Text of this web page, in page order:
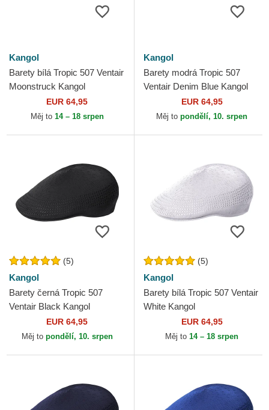
Kangol
Barety bílá Tropic 507 Ventair
Moonstruck Kangol
EUR 64,95
Měj to 14 – 18 srpen
Kangol
Barety modrá Tropic 507
Ventair Denim Blue Kangol
EUR 64,95
Měj to pondělí, 10. srpen
(5)
Kangol
Barety černá Tropic 507
Ventair Black Kangol
EUR 64,95
Měj to pondělí, 10. srpen
(5)
Kangol
Barety bílá Tropic 507 Ventair
White Kangol
EUR 64,95
Měj to 14 – 18 srpen